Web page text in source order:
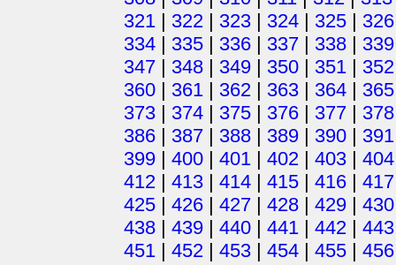
321 | 322 | 323 | 324 | 325 | 326
334 | 335 | 336 | 337 | 338 | 339
347 | 348 | 349 | 350 | 351 | 352
360 | 361 | 362 | 363 | 364 | 365
373 | 374 | 375 | 376 | 377 | 378
386 | 387 | 388 | 389 | 390 | 391
399 | 400 | 401 | 402 | 403 | 404
412 | 413 | 414 | 415 | 416 | 417
425 | 426 | 427 | 428 | 429 | 430
438 | 439 | 440 | 441 | 442 | 443
451 | 452 | 453 | 454 | 455 | 456